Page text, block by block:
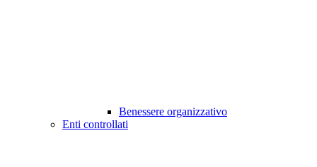
Benessere organizzativo
Enti controllati